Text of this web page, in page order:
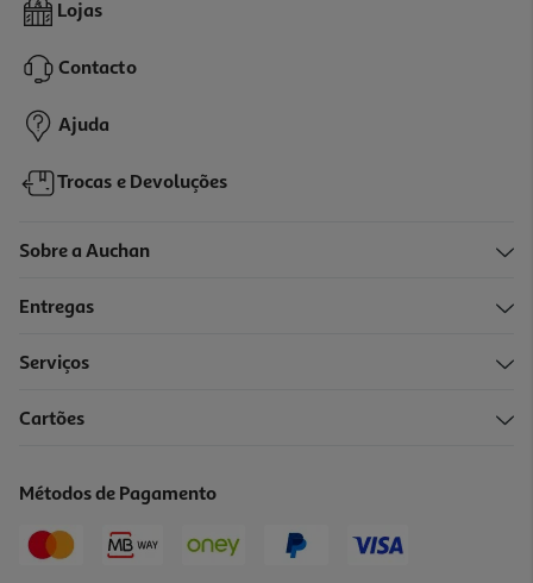
Lojas
Contacto
Ajuda
Trocas e Devoluções
Sobre a Auchan
Entregas
Serviços
Cartões
Métodos de Pagamento